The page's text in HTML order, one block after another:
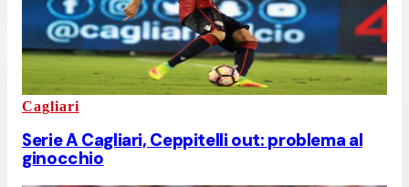
Cagliari
Serie A Cagliari, Ceppitelli out: problema al
ginocchio